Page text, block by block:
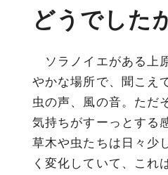
どうでした
ソラノイエがある上
やかな場所で、聞こえ
虫の声、風の音。ただ
気持ちがすーっとする
草木や虫たちは日々少
く変化していて、これ